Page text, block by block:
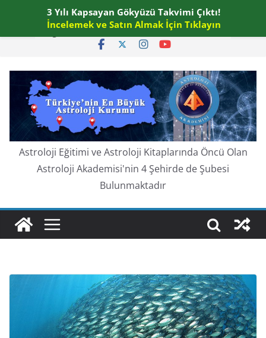
content
Perşembe, Ağustos 6, 2026
Astroloji Eğitimi ve Astroloji Kitaplarında Öncü Olan
Astroloji Akademisi'nin 4 Şehirde de Şubesi
Bulunmaktadır
3 Yılı Kapsayan Gökyüzü Takvimi Çıktı!
İncelemek ve Satın Almak İçin Tıklayın